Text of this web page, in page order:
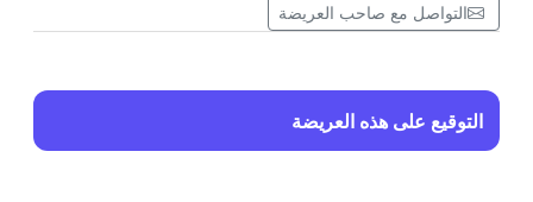
التواصل مع صاحب العريضة
التوقيع على هذه العريضة